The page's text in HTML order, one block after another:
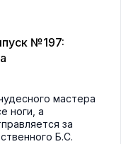
№197:
мастера
ноги, а
за
Б.С.